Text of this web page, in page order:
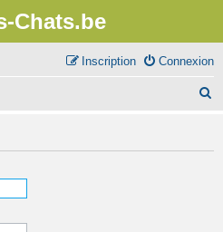
Chats.be
Connexion
Inscription